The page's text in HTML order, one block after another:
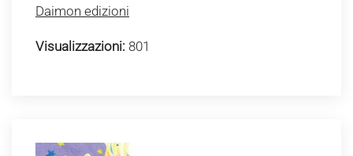
Daimon edizioni
Visualizzazioni: 801